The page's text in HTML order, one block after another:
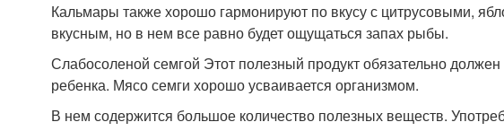
Кальмары также хорошо гармонируют по вкусу с цитрусовыми,
вкусным, но в нем все равно будет ощущаться запах рыбы.
Слабосоленой семгой Этот полезный продукт обязательно должен
ребенка. Мясо семги хорошо усваивается организмом.
В нем содержится большое количество полезных веществ.